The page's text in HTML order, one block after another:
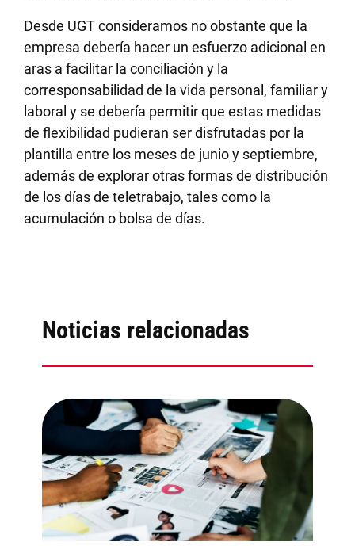
Desde UGT consideramos no obstante que la
empresa debería hacer un esfuerzo adicional en
aras a facilitar la conciliación y la
corresponsabilidad de la vida personal, familiar y
laboral y se debería permitir que estas medidas
de flexibilidad pudieran ser disfrutadas por la
plantilla entre los meses de junio y septiembre,
además de explorar otras formas de distribución
de los días de teletrabajo, tales como la
acumulación o bolsa de días.
Noticias relacionadas